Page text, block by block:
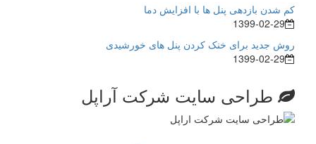
کم شدن بازدهی پنل ها با افزایش دما
1399-02-29
روش جدید برای خنک کردن پنل های خورشیدی
1399-02-29
طراحی سایت شرکت آراپل